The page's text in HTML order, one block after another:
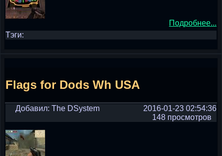
Подробнее...
Тэги:
Flags for Dods Wh USA
Добавил: The DSystem
2016-01-23 02:54:36
148 просмотров